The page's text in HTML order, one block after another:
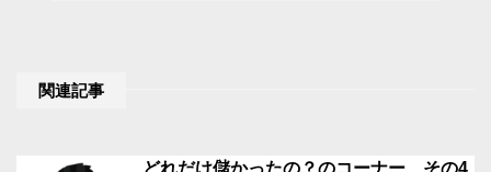
関連記事
どれだけ儲かったの？のコーナー その4